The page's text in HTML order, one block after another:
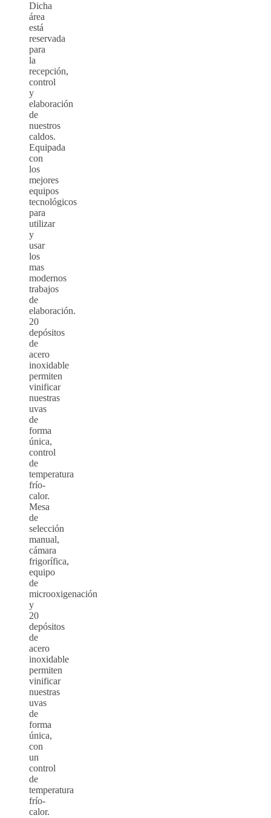
Dicha
área
está
reservada
para
la
recepción,
control
y
elaboración
de
nuestros
caldos.
Equipada
con
los
mejores
equipos
tecnológicos
para
utilizar
y
usar
los
mas
modernos
trabajos
de
elaboración.
20
depósitos
de
acero
inoxidable
permiten
vinificar
nuestras
uvas
de
forma
única,
control
de
temperatura
frío-
calor.
Mesa
de
selección
manual,
cámara
frigorífica,
equipo
de
microoxigenación
y
20
depósitos
de
acero
inoxidable
permiten
vinificar
nuestras
uvas
de
forma
única,
con
un
control
de
temperatura
frío-
calor.